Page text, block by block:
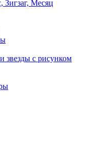
Зигзаг, Месяц
звезды с рисунком